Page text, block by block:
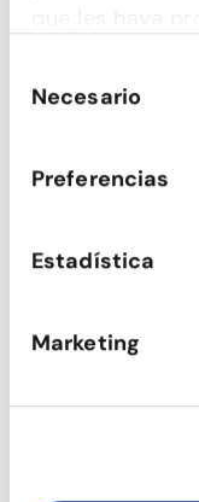
de sus servicios.
deNecesario
Preferencias
Estadística
Marketing